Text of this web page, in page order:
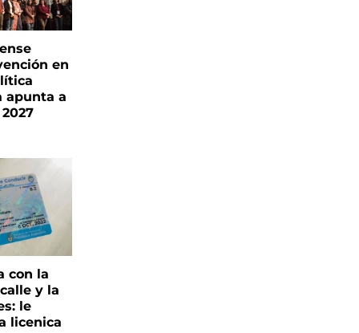
en
apunta a
con la
y la
le
licenica